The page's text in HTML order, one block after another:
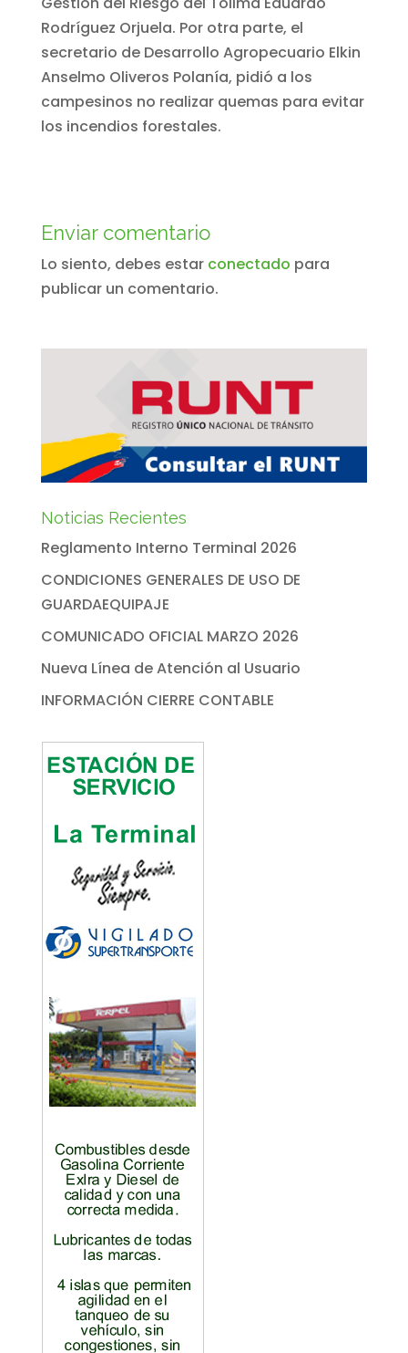
Rodríguez Orjuela. Por otra parte, el
secretario de Desarrollo Agropecuario Elkin
Anselmo Oliveros Polanía, pidió a los
campesinos no realizar quemas para evitar
los incendios forestales.
Enviar comentario
Lo siento, debes estar conectado para
publicar un comentario.
Noticias Recientes
Reglamento Interno Terminal 2026
CONDICIONES GENERALES DE USO DE
GUARDAEQUIPAJE
COMUNICADO OFICIAL MARZO 2026
Nueva Línea de Atención al Usuario
INFORMACIÓN CIERRE CONTABLE